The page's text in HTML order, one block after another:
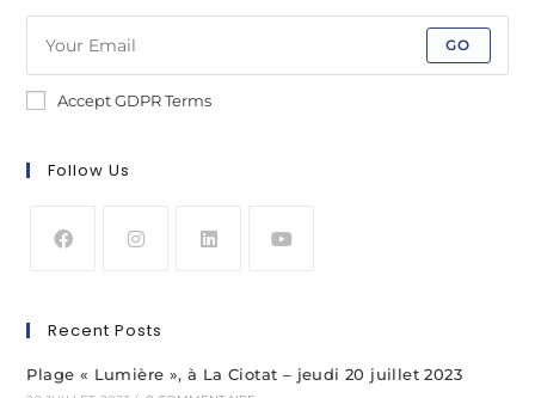
GO
Accept GDPR Terms
Follow Us
Recent Posts
Plage « Lumière », à La Ciotat – jeudi 20 juillet 2023